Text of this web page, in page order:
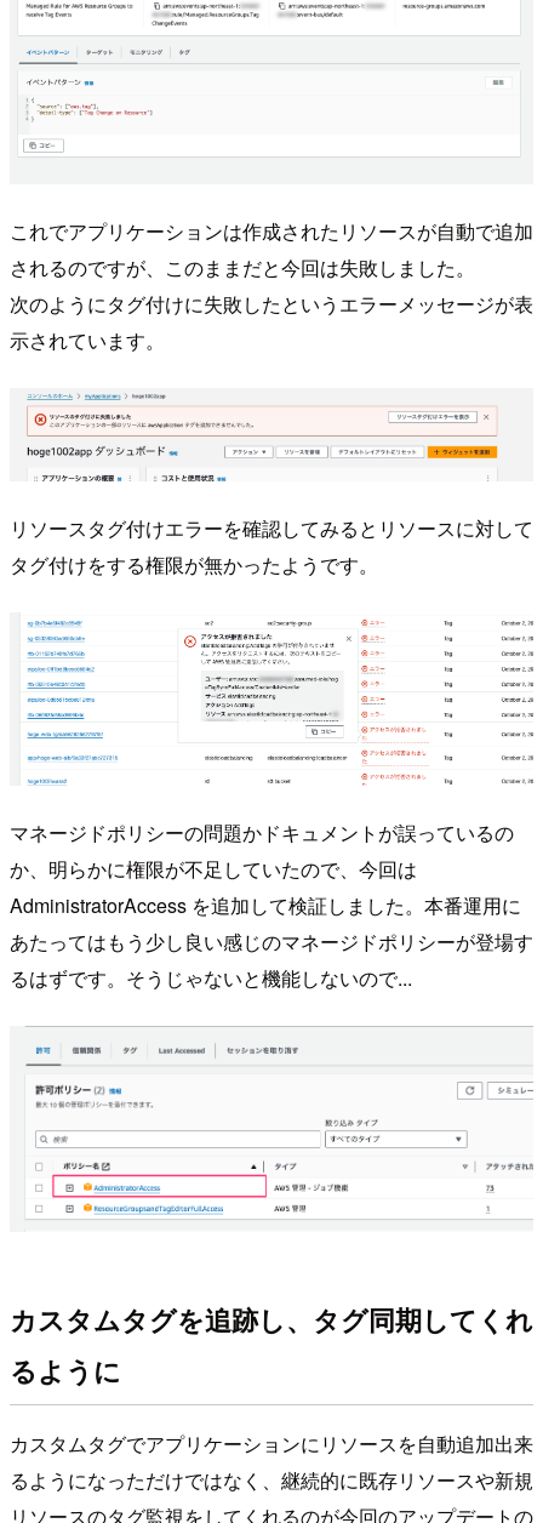
これでアプリケーションは作成されたリソースが自動で追加
されるのですが、このままだと今回は失敗しました。
次のようにタグ付けに失敗したというエラーメッセージが表
示されています。
リソースタグ付けエラーを確認してみるとリソースに対して
タグ付けをする権限が無かったようです。
マネージドポリシーの問題かドキュメントが誤っているの
か、明らかに権限が不足していたので、今回は
AdministratorAccess を追加して検証しました。本番運用に
あたってはもう少し良い感じのマネージドポリシーが登場す
るはずです。そうじゃないと機能しないので...
カスタムタグを追跡し、タグ同期してくれ
るように
カスタムタグでアプリケーションにリソースを自動追加出来
るようになっただけではなく、継続的に既存リソースや新規
リソースのタグ監視をしてくれるのが今回のアップデートの